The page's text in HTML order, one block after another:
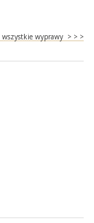
wszystkie wyprawy > > >